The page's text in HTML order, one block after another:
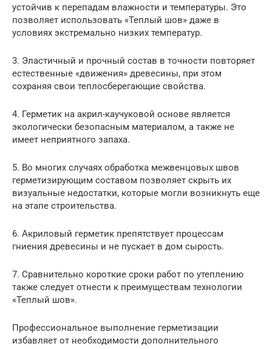
устойчив к перепадам влажности и температуры. Это
позволяет использовать «Теплый шов» даже в
условиях экстремально низких температур.
3. Эластичный и прочный состав в точности повторяет
естественные «движения» древесины, при этом
сохраняя свои теплосберегающие свойства.
4. Герметик на акрил-каучуковой основе является
экологически безопасным материалом, а также не
имеет неприятного запаха.
5. Во многих случаях обработка межвенцовых швов
герметизирующим составом позволяет скрыть их
визуальные недостатки, которые могли возникнуть еще
на этапе строительства.
6. Акриловый герметик препятствует процессам
гниения древесины и не пускает в дом сырость.
7. Сравнительно короткие сроки работ по утеплению
также следует отнести к преимуществам технологии
«Теплый шов».
Профессиональное выполнение герметизации
избавляет от необходимости дополнительного